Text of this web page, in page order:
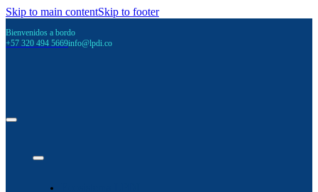
Skip to main contentSkip to footer
Bienvenidos a bordo
+57 320 494 5669info@lpdi.co